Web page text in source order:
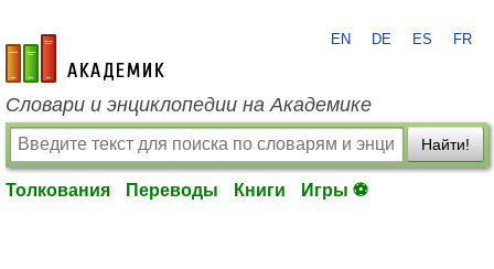
academic.ru
EN DE ES FR
Словари и энциклопедии на Академике
Найти!
Толкования Переводы Книги Игры ⚽